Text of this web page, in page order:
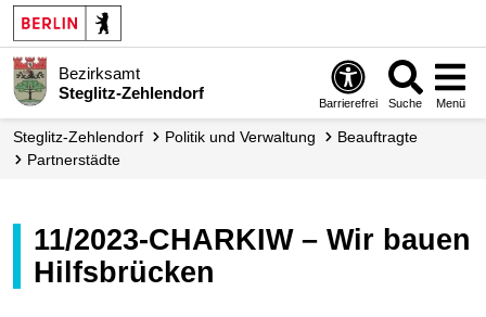
Bezirksamt
Steglitz-Zehlendorf
Barrierefrei Suche Menü
Steglitz-Zehlendorf Politik und Verwaltung
Beauftragte
Partnerstädte
11/2023-CHARKIW – Wir bauen
Hilfsbrücken